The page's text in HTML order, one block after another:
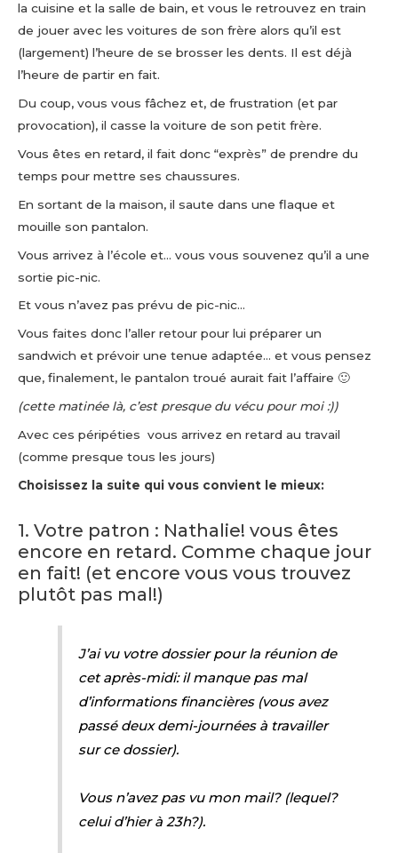
la cuisine et la salle de bain, et vous le retrouvez en train
de jouer avec les voitures de son frère alors qu’il est
(largement) l’heure de se brosser les dents. Il est déjà
l’heure de partir en fait.
Du coup, vous vous fâchez et, de frustration (et par
provocation), il casse la voiture de son petit frère.
Vous êtes en retard, il fait donc “exprès” de prendre du
temps pour mettre ses chaussures.
En sortant de la maison, il saute dans une flaque et
mouille son pantalon.
Vous arrivez à l’école et… vous vous souvenez qu’il a une
sortie pic-nic.
Et vous n’avez pas prévu de pic-nic…
Vous faites donc l’aller retour pour lui préparer un
sandwich et prévoir une tenue adaptée… et vous pensez
que, finalement, le pantalon troué aurait fait l’affaire 🙂
(cette matinée là, c’est presque du vécu pour moi :))
Avec ces péripéties vous arrivez en retard au travail
(comme presque tous les jours)
Choisissez la suite qui vous convient le mieux:
1. Votre patron : Nathalie! vous êtes
encore en retard. Comme chaque jour
en fait! (et encore vous vous trouvez
plutôt pas mal!)
J’ai vu votre dossier pour la réunion de
cet après-midi: il manque pas mal
d’informations financières (vous avez
passé deux demi-journées à travailler
sur ce dossier).
Vous n’avez pas vu mon mail? (lequel?
celui d’hier à 23h?).